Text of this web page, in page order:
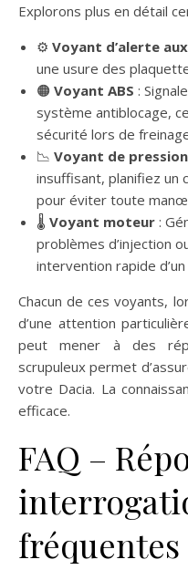
Explorons plus en détail
⚙️ Voyant d’alerte
une usure des
🟠 Voyant ABS :
système antiblocage,
sécurité lors de
📉 Voyant de
insuffisant, planifiez un
pour éviter toute
🌡️ Voyant moteur :
problèmes d’injection
intervention rapide
Chacun de ces voyants,
d’une attention
peut mener à des
scrupuleux permet
votre Dacia. La
efficace.
FAQ –
fréquentes